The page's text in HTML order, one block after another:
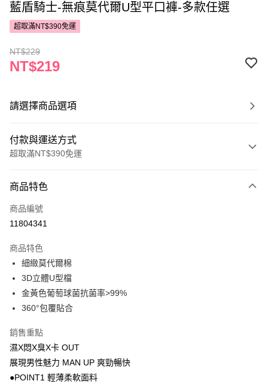
藍盾騎士-無痕莫代爾U型平口褲-多款任選
超取滿NT$390免運
NT$229
NT$219
請選擇商品選項
付款與運送方式
超取滿NT$390免運
POYA支付
信用卡一次付款
LINE Pay
Apple Pay
街口支付
悠遊付
Google Pay
商品特色
商品編號
11804341
商品特色
細緻莫代爾棉
3D立體U型檔
金黃色葡萄球菌抗菌率>99%
360°包覆貼合
銷售重點
濕X悶X臭X卡 OUT
展現男性魅力 MAN UP 爽勁暢快
●POINT1 輕薄柔軟面料